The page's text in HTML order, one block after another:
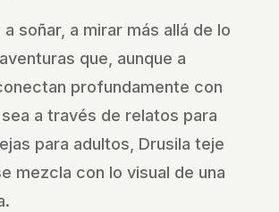
soñar, a mirar más allá de lo
que, aunque a
profundamente con
a través de relatos para
para adultos, Drusila teje
mezcla con lo visual de una